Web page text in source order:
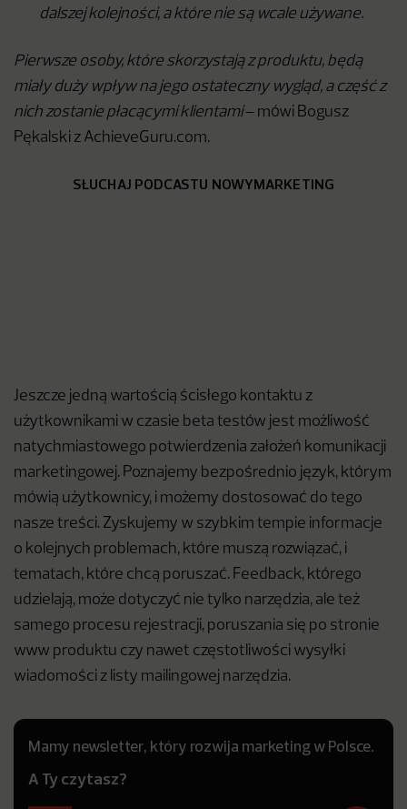
dalszej kolejności, a które nie są wcale używane.
Pierwsze osoby, które skorzystają z produktu, będą
miały duży wpływ na jego ostateczny wygląd, a część z
nich zostanie płacącymi klientami– mówi Bogusz
Pękalski z AchieveGuru.com.
SŁUCHAJ PODCASTU NOWYMARKETING
Jeszcze jedną wartością ścisłego kontaktu z
użytkownikami w czasie beta testów jest możliwość
natychmiastowego potwierdzenia założeń komunikacji
marketingowej. Poznajemy bezpośrednio język, którym
mówią użytkownicy, i możemy dostosować do tego
nasze treści. Zyskujemy w szybkim tempie informacje
o kolejnych problemach, które muszą rozwiązać, i
tematach, które chcą poruszać. Feedback, którego
udzielają, może dotyczyć nie tylko narzędzia, ale też
samego procesu rejestracji, poruszania się po stronie
www produktu czy nawet częstotliwości wysyłki
wiadomości z listy mailingowej narzędzia.
Mamy newsletter, który rozwija marketing w Polsce.
A Ty czytasz?